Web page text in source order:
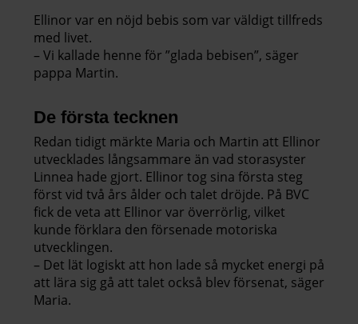
Ellinor var en nöjd bebis som var väldigt tillfreds
med livet.
– Vi kallade henne för ”glada bebisen”, säger
pappa Martin.
De första tecknen
Redan tidigt märkte Maria och Martin att Ellinor
utvecklades långsammare än vad storasyster
Linnea hade gjort. Ellinor tog sina första steg
först vid två års ålder och talet dröjde. På BVC
fick de veta att Ellinor var överrörlig, vilket
kunde förklara den försenade motoriska
utvecklingen.
– Det lät logiskt att hon lade så mycket energi på
att lära sig gå att talet också blev försenat, säger
Maria.